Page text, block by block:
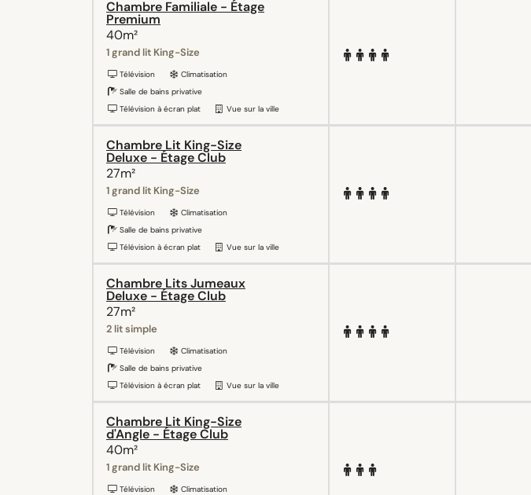
Chambre Familiale - Étage
Premium
40m²
1 grand lit King-Size
Télévision
Climatisation
Salle de bains privative
Télévision à écran plat
Vue sur la ville
Chambre Lit King-Size
Deluxe - Étage Club
27m²
1 grand lit King-Size
Télévision
Climatisation
Salle de bains privative
Télévision à écran plat
Vue sur la ville
Chambre Lits Jumeaux
Deluxe - Étage Club
27m²
2 lit simple
Télévision
Climatisation
Salle de bains privative
Télévision à écran plat
Vue sur la ville
Chambre Lit King-Size
d'Angle - Étage Club
40m²
1 grand lit King-Size
Télévision
Climatisation